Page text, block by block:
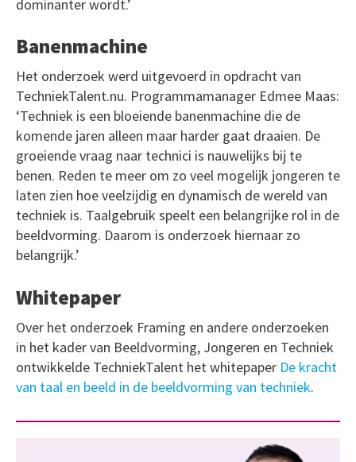
dominanter wordt.’
Banenmachine
Het onderzoek werd uitgevoerd in opdracht van
TechniekTalent.nu. Programmamanager Edmee Maas:
‘Techniek is een bloeiende banenmachine die de
komende jaren alleen maar harder gaat draaien. De
groeiende vraag naar technici is nauwelijks bij te
benen. Reden te meer om zo veel mogelijk jongeren te
laten zien hoe veelzijdig en dynamisch de wereld van
techniek is. Taalgebruik speelt een belangrijke rol in de
beeldvorming. Daarom is onderzoek hiernaar zo
belangrijk.’
Whitepaper
Over het onderzoek Framing en andere onderzoeken
in het kader van Beeldvorming, Jongeren en Techniek
ontwikkelde TechniekTalent het whitepaper De kracht
van taal en beeld in de beeldvorming van techniek.